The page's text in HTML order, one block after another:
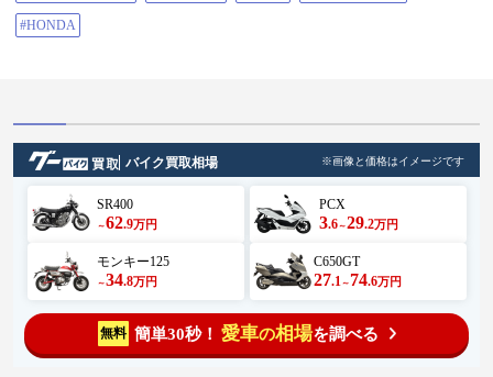
#HONDA
バイク買取相場 ※画像と価格はイメージです
SR400
～62.9万円
PCX
3.6～29.2万円
モンキー125
～34.8万円
C650GT
27.1 ～ 74.6万円
無料 簡単30秒！ 愛車の相場を調べる